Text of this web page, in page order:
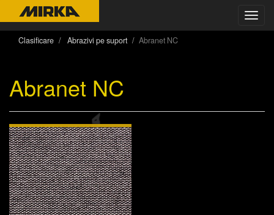
Clasificare Abrazivi pe suport Abranet NC
Abranet NC